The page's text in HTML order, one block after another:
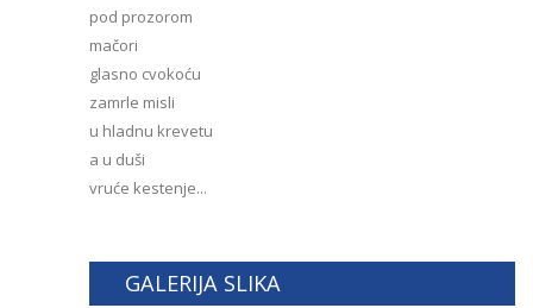
pod prozorom
mačori
glasno cvokoću
zamrle misli
u hladnu krevetu
a u duši
vruće kestenje...
GALERIJA SLIKA